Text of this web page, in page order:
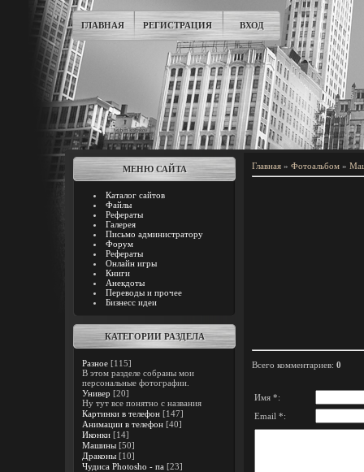
ГЛАВНАЯ РЕГИСТРАЦИЯ ВХОД
МЕНЮ САЙТА
Каталог сайтов
Файлы
Рефераты
Галерея
Письмо администратору
Форум
Рефераты
Онлайн игры
Книги
Анекдоты
Переводы и прочее
Бизнесс идеи
КАТЕГОРИИ РАЗДЕЛА
Разное [115]
В этом разделе собраны мои
персональные фотографии.
Универ [20]
Ну тут все понятно с названия
Картинки в телефон [147]
Анимации в телефон [40]
Иконки [14]
Машины [50]
Драконы [10]
Чудиса Photosho - па [23]
Главная » Фотоальбом »
Всего комментариев: 0
Имя *:
Email *: